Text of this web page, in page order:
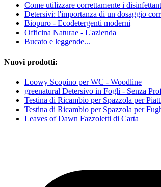
Come utilizzare correttamente i
Detersivi: l'importanza di un dosaggio
Biopuro - Ecodetergenti moderni
Officina Naturae - L'azienda
Bucato e leggende...
Nuovi prodotti:
Loowy Scopino per WC - Woodline
greenatural Detersivo in Fogli - Senza
Testina di Ricambio per Spazzola per
Testina di Ricambio per Spazzola per
Leaves of Dawn Fazzoletti di Carta